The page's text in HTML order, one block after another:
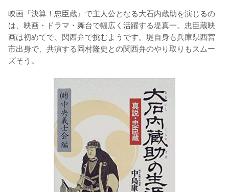
映画『決算！忠臣蔵』で主人公となる大石内蔵助を演じるの
は、映画・ドラマ・舞台で幅広く活躍する堤真一。忠臣蔵映
画は初めてで、関西弁で挑むようです。堤自身も兵庫県西宮
市出身で、共演する岡村隆史との関西弁のやり取りもスムー
ズそう。